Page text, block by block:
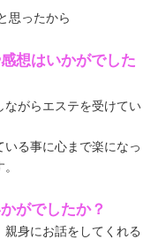
思ったから
想はいかがでした
がらエステを受けてい
る事に心まで楽になっ
がでしたか？
身にお話をしてくれる